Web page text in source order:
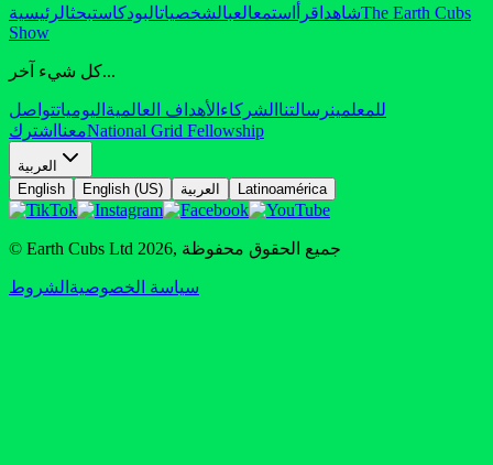
شاهد اقرأ استمعالعبالشخصياتالبودكاستبحثالرئيسية
The Earth Cubs
Show
كل شيء آخر...
للمعلمينرسالتنا الشركاء الأهداف العالمية اليومياتتواصل
معنا اشترك National Grid Fellowship
العربية
English
English (US) العربية Latinoamérica
© Earth Cubs Ltd 2026, جميع الحقوق محفوظة
سياسة الخصوصية الشروط